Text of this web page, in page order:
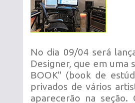
No dia 09/04 será
Designer, que em uma
BOOK" (book de
privados de vários
aparecerão na seção.